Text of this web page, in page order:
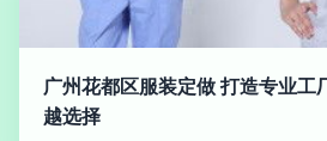
广州花都区服装定做 打造专业工
越选择